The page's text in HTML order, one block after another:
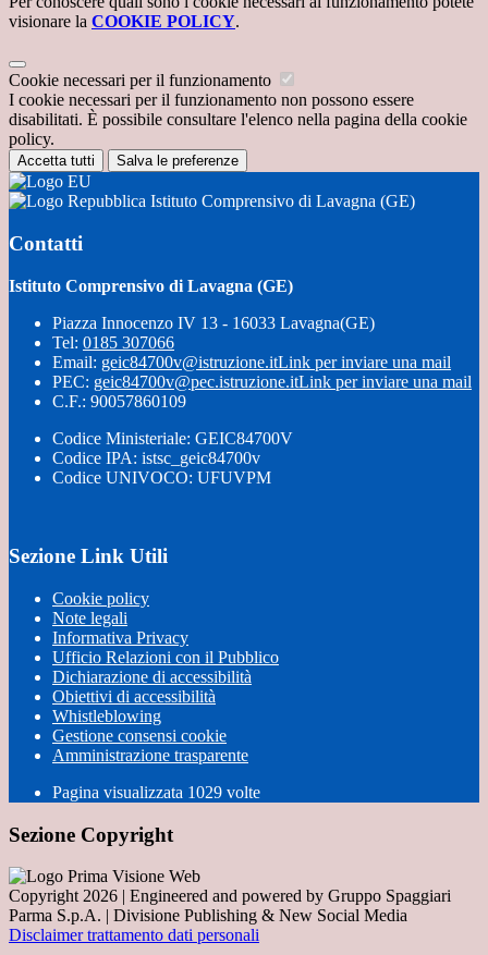
visionare la COOKIE POLICY.
Cookie necessari per il funzionamento
I cookie necessari per il funzionamento non possono essere
disabilitati. È possibile consultare l'elenco nella pagina della cookie
policy.
Accetta tutti Salva le preferenze
Istituto Comprensivo di Lavagna (GE)
Contatti
Istituto Comprensivo di Lavagna (GE)
Piazza Innocenzo IV 13 - 16033 Lavagna(GE)
Tel: 0185 307066
Email: geic84700v@istruzione.itLink per inviare una mail
PEC: geic84700v@pec.istruzione.itLink per inviare una mail
C.F.: 90057860109
Codice Ministeriale: GEIC84700V
Codice IPA: istsc_geic84700v
Codice UNIVOCO: UFUVPM
Sezione Link Utili
Cookie policy
Note legali
Informativa Privacy
Ufficio Relazioni con il Pubblico
Dichiarazione di accessibilità
Obiettivi di accessibilità
Whistleblowing
Gestione consensi cookie
Amministrazione trasparente
Pagina visualizzata 1029 volte
Sezione Copyright
Copyright 2026 | Engineered and powered by Gruppo Spaggiari
Parma S.p.A. | Divisione Publishing & New Social Media
Disclaimer trattamento dati personali